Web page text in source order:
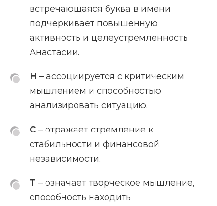
встречающаяся буква в имени
подчеркивает повышенную
активность и целеустремленность
Анастасии.
Н – ассоциируется с критическим
мышлением и способностью
анализировать ситуацию.
С – отражает стремление к
стабильности и финансовой
независимости.
Т – означает творческое мышление,
способность находить